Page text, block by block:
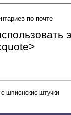
по почте
шпионские штучки